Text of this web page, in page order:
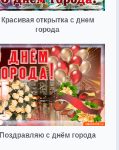
Красивая открытка с днем
города
Поздравляю с днём города